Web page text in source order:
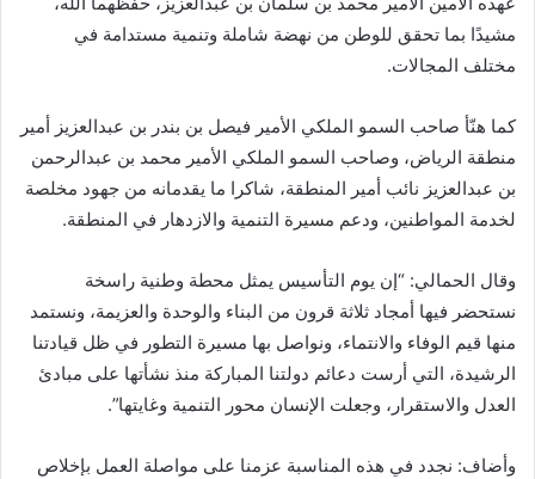
مشيدًا بما تحقق للوطن من نهضة شاملة وتنمية مستدامة في
مختلف المجالات.
كما هنّأ صاحب السمو الملكي الأمير فيصل بن بندر بن عبدالعزيز أمير
منطقة الرياض، وصاحب السمو الملكي الأمير محمد بن عبدالرحمن
بن عبدالعزيز نائب أمير المنطقة، شاكرا ما يقدمانه من جهود مخلصة
لخدمة المواطنين، ودعم مسيرة التنمية والازدهار في المنطقة.
وقال الحمالي: “إن يوم التأسيس يمثل محطة وطنية راسخة
نستحضر فيها أمجاد ثلاثة قرون من البناء والوحدة والعزيمة، ونستمد
منها قيم الوفاء والانتماء، ونواصل بها مسيرة التطور في ظل قيادتنا
الرشيدة، التي أرست دعائم دولتنا المباركة منذ نشأتها على مبادئ
العدل والاستقرار، وجعلت الإنسان محور التنمية وغايتها”.
وأضاف: نجدد في هذه المناسبة عزمنا على مواصلة العمل بإخلاص